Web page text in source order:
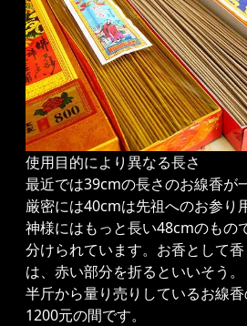
使用目的により異なる長さ
最近では39cmの長さのお線香が
厳密には40cmは先祖へのお参り
神様にはもっと長い48cmのもの
分けられています。お香として
は、赤い部分を折るといいそう。
半斤から量り売りしているお線
1200元の間です。